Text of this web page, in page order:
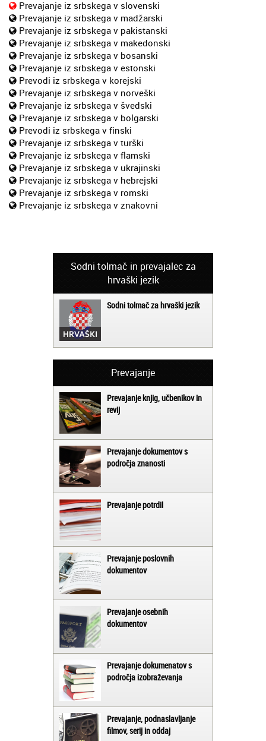
Prevajanje iz srbskega v slovenski
Prevajanje iz srbskega v madžarski
Prevajanje iz srbskega v pakistanski
Prevajanje iz srbskega v makedonski
Prevajanje iz srbskega v bosanski
Prevajanje iz srbskega v estonski
Prevodi iz srbskega v korejski
Prevajanje iz srbskega v norveški
Prevajanje iz srbskega v švedski
Prevajanje iz srbskega v bolgarski
Prevodi iz srbskega v finski
Prevajanje iz srbskega v turški
Prevajanje iz srbskega v flamski
Prevajanje iz srbskega v ukrajinski
Prevajanje iz srbskega v hebrejski
Prevajanje iz srbskega v romski
Prevajanje iz srbskega v znakovni
Sodni tolmač in prevajalec za
hrvaški jezik
Sodni tolmač za hrvaški jezik
Prevajanje
Prevajanje knjig, učbenikov in
revij
Prevajanje dokumentov s
področja znanosti
Prevajanje potrdil
Prevajanje poslovnih
dokumentov
Prevajanje osebnih
dokumentov
Prevajanje dokumenatov s
področja izobraževanja
Prevajanje, podnaslavljanje
filmov, serij in oddaj